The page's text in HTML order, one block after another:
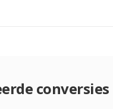
conversies